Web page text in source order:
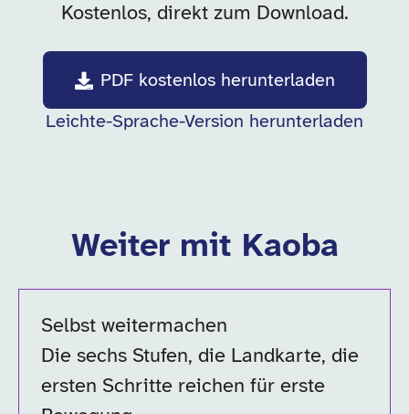
Kostenlos, direkt zum Download.
PDF kostenlos herunterladen
Leichte-Sprache-Version herunterladen
Weiter mit Kaoba
Selbst weitermachen
Die sechs Stufen, die Landkarte, die
ersten Schritte reichen für erste